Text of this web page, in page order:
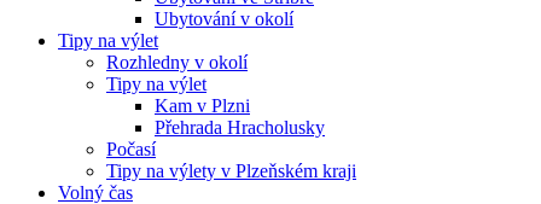
Ubytování v okolí
Tipy na výlet
Rozhledny v okolí
Tipy na výlet
Kam v Plzni
Přehrada Hracholusky
Počasí
Tipy na výlety v Plzeňském kraji
Volný čas